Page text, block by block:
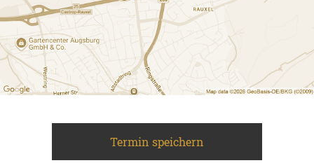
Termin speichern